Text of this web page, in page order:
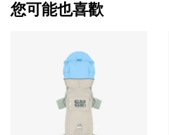
您可能也喜歡